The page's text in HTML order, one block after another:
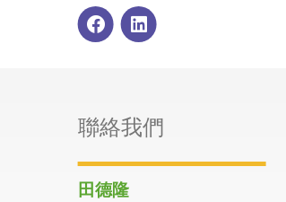
聯絡我們
田德隆